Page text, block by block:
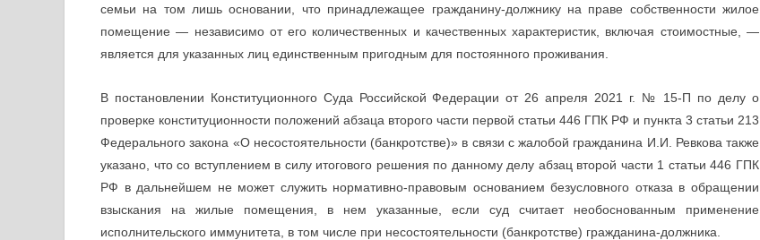
семьи на том лишь основании, что принадлежащее гражданину-должнику на праве собственности жилое
помещение — независимо от его количественных и качественных характеристик, включая стоимостные, —
является для указанных лиц единственным пригодным для постоянного проживания.
В постановлении Конституционного Суда Российской Федерации от 26 апреля 2021 г. № 15-П по делу о
проверке конституционности положений абзаца второго части первой статьи 446 ГПК РФ и пункта 3 статьи 213
Федерального закона «О несостоятельности (банкротстве)» в связи с жалобой гражданина И.И. Ревкова также
указано, что со вступлением в силу итогового решения по данному делу абзац второй части 1 статьи 446 ГПК
РФ в дальнейшем не может служить нормативно-правовым основанием безусловного отказа в обращении
взыскания на жилые помещения, в нем указанные, если суд считает необоснованным применение
исполнительского иммунитета, в том числе при несостоятельности (банкротстве) гражданина-должника.